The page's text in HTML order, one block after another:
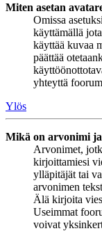
Miten asetan
Omissa
käyttämällä
käyttää kuvaa
päättää
yhteyttä
Ylös
Mikä on arvonimi
Arvonimet,
kirjoittamiesi
ylläpitäjät tai
arvonimen
Älä kirjoita
Useimmat
voivat